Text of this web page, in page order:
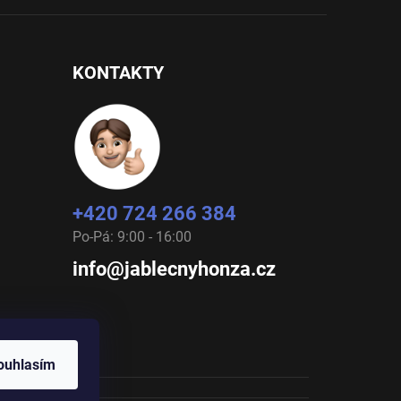
KONTAKTY
+420 724 266 384
Po-Pá: 9:00 - 16:00
info@jablecnyhonza.cz